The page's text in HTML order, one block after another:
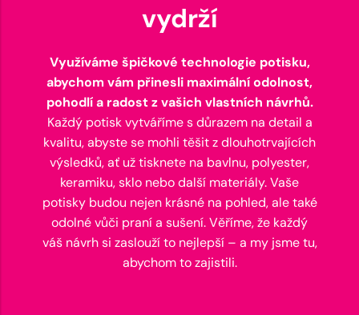
vydrží
Využíváme špičkové technologie potisku,
abychom vám přinesli maximální odolnost,
pohodlí a radost z vašich vlastních návrhů.
Každý potisk vytváříme s důrazem na detail a
kvalitu, abyste se mohli těšit z dlouhotrvajících
výsledků, ať už tisknete na bavlnu, polyester,
keramiku, sklo nebo další materiály. Vaše
potisky budou nejen krásné na pohled, ale také
odolné vůči praní a sušení. Věříme, že každý
váš návrh si zaslouží to nejlepší – a my jsme tu,
abychom to zajistili.